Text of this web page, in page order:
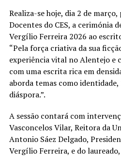
Realiza-se hoje, dia 2 de
Docentes do CES, a cerimónia
Vergílio Ferreira 2026 ao
“Pela força criativa da sua
experiência vital no Alentejo e
com uma escrita rica em
aborda temas como
diáspora.”.
A sessão contará com
Vasconcelos Vilar, Reitora da
Antonio Sáez Delgado,
Vergílio Ferreira, e do